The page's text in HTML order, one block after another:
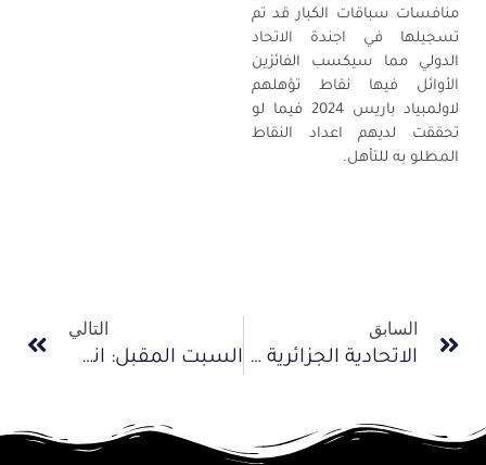
منافسات سباقات الكبار قد تم
تسجيلها في اجندة الاتحاد
الدولي مما سيكسب الفائزين
الأوائل فيها نقاط تؤهلهم
لاولمبياد باريس 2024 فيما لو
تحققت لديهم اعداد النقاط
المطلو به للتأهل.
السابق
الاتحادية الجزائرية تكثف استعداداتها لمنافسة الدراجات في دورة الالعاب العربية
التالي
السبت المقبل: انطلاق البطولات العربية لدراجة الطريق في العاصمة السعودية الرياض